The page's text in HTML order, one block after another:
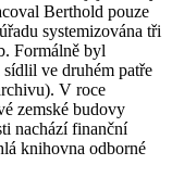
Berthold pouze
systemizována tři
Formálně byl
ve druhém patře
V roce
zemské budovy
nachází finanční
knihovna odborné